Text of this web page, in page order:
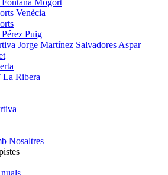
Mogort
Venècia
Puig
Jorge Martínez Salvadores Aspar
Ribera
Nosaltres